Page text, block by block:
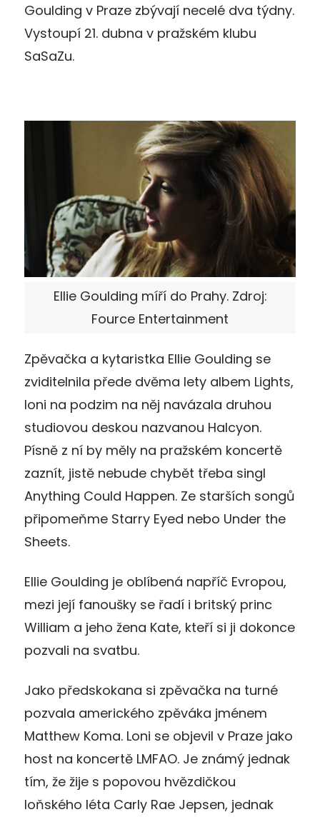
Goulding v Praze zbývají necelé dva týdny.
Vystoupí 21. dubna v pražském klubu
SaSaZu.
Ellie Goulding míří do Prahy. Zdroj:
Fource Entertainment
Zpěvačka a kytaristka Ellie Goulding se
zviditelnila přede dvěma lety albem Lights,
loni na podzim na něj navázala druhou
studiovou deskou nazvanou Halcyon.
Písně z ní by měly na pražském koncertě
zaznít, jistě nebude chybět třeba singl
Anything Could Happen. Ze starších songů
připomeňme Starry Eyed nebo Under the
Sheets.
Ellie Goulding je oblíbená napříč Evropou,
mezi její fanoušky se řadí i britský princ
William a jeho žena Kate, kteří si ji dokonce
pozvali na svatbu.
Jako předskokana si zpěvačka na turné
pozvala amerického zpěváka jménem
Matthew Koma. Loni se objevil v Praze jako
host na koncertě LMFAO. Je známý jednak
tím, že žije s popovou hvězdičkou
loňského léta Carly Rae Jepsen, jednak